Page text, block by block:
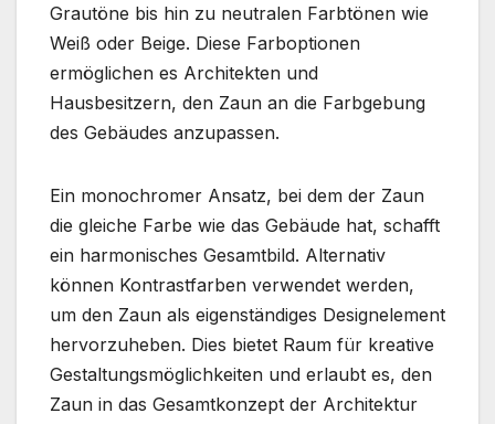
Grautöne bis hin zu neutralen Farbtönen wie
Weiß oder Beige. Diese Farboptionen
ermöglichen es Architekten und
Hausbesitzern, den Zaun an die Farbgebung
des Gebäudes anzupassen.
Ein monochromer Ansatz, bei dem der Zaun
die gleiche Farbe wie das Gebäude hat, schafft
ein harmonisches Gesamtbild. Alternativ
können Kontrastfarben verwendet werden,
um den Zaun als eigenständiges Designelement
hervorzuheben. Dies bietet Raum für kreative
Gestaltungsmöglichkeiten und erlaubt es, den
Zaun in das Gesamtkonzept der Architektur